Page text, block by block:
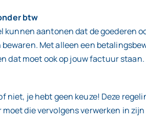
btw
aantonen dat de goederen
Met alleen een
dat moet ook op jouw factuur staan.
je hebt geen keuze! Deze
die vervolgens verwerken in